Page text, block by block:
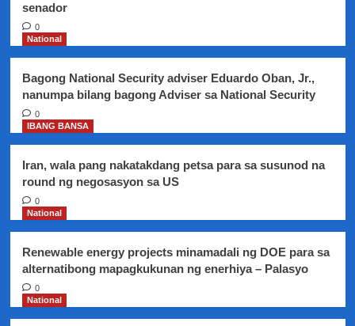
tax
evasion
South
Korea,
ng
Bureau
Immigration
senador
0
National
Bagong National Security adviser Eduardo Oban, Jr.,
nanumpa bilang bagong Adviser sa National Security
0
IBANG BANSA
Iran, wala pang nakatakdang petsa para sa susunod na
round ng negosasyon sa US
0
National
Renewable energy projects minamadali ng DOE para sa
alternatibong mapagkukunan ng enerhiya – Palasyo
0
National